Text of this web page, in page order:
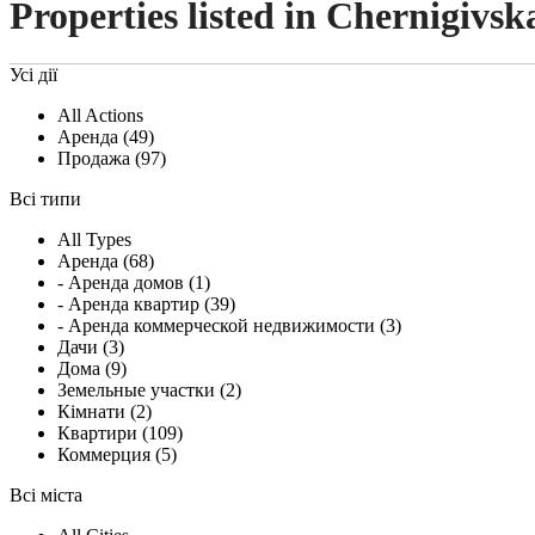
Properties listed in
Усі дії
All Actions
Аренда (49)
Продажа (97)
Всі типи
All Types
Аренда (68)
- Аренда домов (1)
- Аренда квартир (39)
- Аренда коммерческой недвижимости (3)
Дачи (3)
Дома (9)
Земельные участки (2)
Кімнати (2)
Квартири (109)
Коммерция (5)
Всі міста